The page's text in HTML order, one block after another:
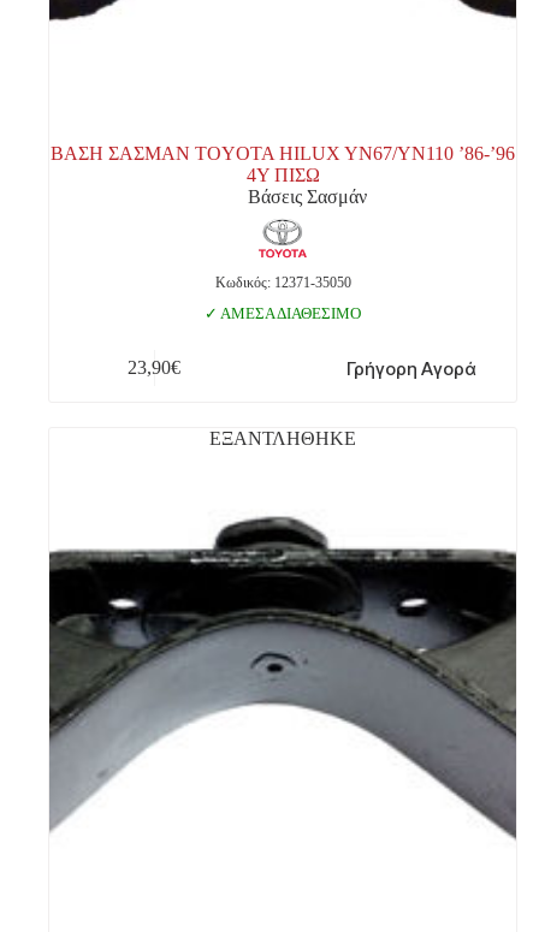
ΒΑΣΗ ΣΑΣΜΑΝ TOYOTA HILUX YN67/YN110 ’86-’96
4Y ΠΙΣΩ
Βάσεις Σασμάν
Κωδικός: 12371-35050
ΑΜΕΣΑ ΔΙΑΘΕΣΙΜΟ
23,90€ Γρήγορη Αγορά
ΕΞΑΝΤΛΗΘΗΚΕ